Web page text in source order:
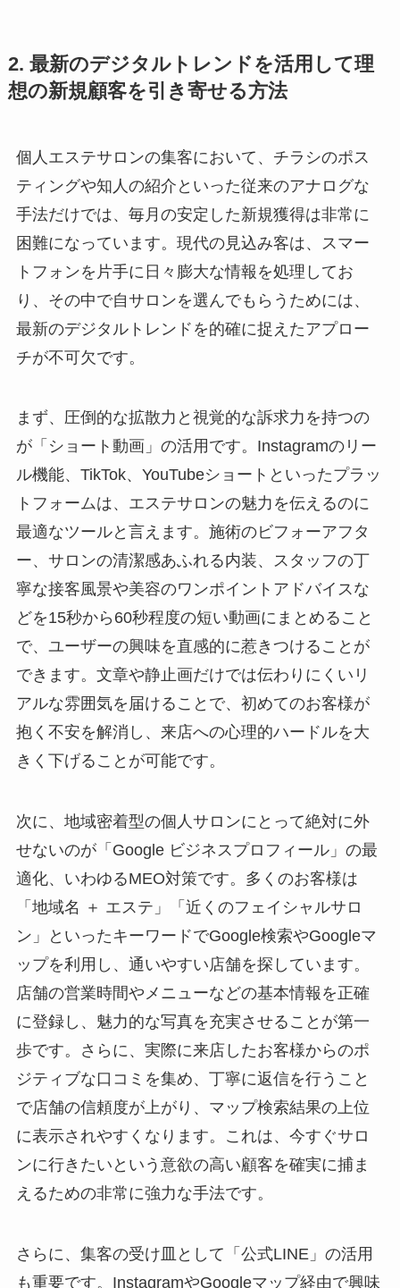
2. 最新のデジタルトレンドを活用して理
想の新規顧客を引き寄せる方法
個人エステサロンの集客において、チラシのポス
ティングや知人の紹介といった従来のアナログな
手法だけでは、毎月の安定した新規獲得は非常に
困難になっています。現代の見込み客は、スマー
トフォンを片手に日々膨大な情報を処理してお
り、その中で自サロンを選んでもらうためには、
最新のデジタルトレンドを的確に捉えたアプロー
チが不可欠です。
まず、圧倒的な拡散力と視覚的な訴求力を持つの
が「ショート動画」の活用です。Instagramのリー
ル機能、TikTok、YouTubeショートといったプラッ
トフォームは、エステサロンの魅力を伝えるのに
最適なツールと言えます。施術のビフォーアフタ
ー、サロンの清潔感あふれる内装、スタッフの丁
寧な接客風景や美容のワンポイントアドバイスな
どを15秒から60秒程度の短い動画にまとめること
で、ユーザーの興味を直感的に惹きつけることが
できます。文章や静止画だけでは伝わりにくいリ
アルな雰囲気を届けることで、初めてのお客様が
抱く不安を解消し、来店への心理的ハードルを大
きく下げることが可能です。
次に、地域密着型の個人サロンにとって絶対に外
せないのが「Google ビジネスプロフィール」の最
適化、いわゆるMEO対策です。多くのお客様は
「地域名 ＋ エステ」「近くのフェイシャルサロ
ン」といったキーワードでGoogle検索やGoogleマ
ップを利用し、通いやすい店舗を探しています。
店舗の営業時間やメニューなどの基本情報を正確
に登録し、魅力的な写真を充実させることが第一
歩です。さらに、実際に来店したお客様からのポ
ジティブな口コミを集め、丁寧に返信を行うこと
で店舗の信頼度が上がり、マップ検索結果の上位
に表示されやすくなります。これは、今すぐサロ
ンに行きたいという意欲の高い顧客を確実に捕ま
えるための非常に強力な手法です。
さらに、集客の受け皿として「公式LINE」の活用
も重要です。InstagramやGoogleマップ経由で興味